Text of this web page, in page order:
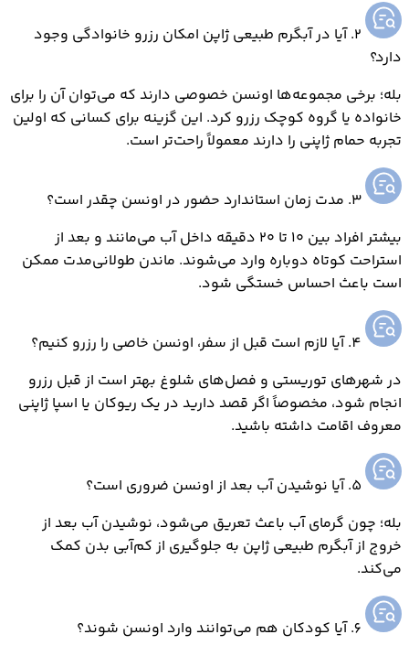
2. آیا در آبگرم طبیعی ژاپن امکان رزرو خانوادگی وجود
دارد؟
بله؛ برخی مجموعه‌ها اونسن خصوصی دارند که می‌توان آن را برای
خانواده یا گروه کوچک رزرو کرد. این گزینه برای کسانی که اولین
تجربه حمام ژاپنی را دارند معمولاً راحت‌تر است.
3. مدت زمان استاندارد حضور در اونسن چقدر است؟
بیشتر افراد بین ۱۰ تا ۲۰ دقیقه داخل آب می‌مانند و بعد از
استراحت کوتاه دوباره وارد می‌شوند. ماندن طولانی‌مدت ممکن
است باعث احساس خستگی شود.
4. آیا لازم است قبل از سفر، اونسن خاصی را رزرو کنیم؟
در شهرهای توریستی و فصل‌های شلوغ بهتر است از قبل رزرو
انجام شود، مخصوصاً اگر قصد دارید در یک ریوکان یا اسپا ژاپنی
معروف اقامت داشته باشید.
5. آیا نوشیدن آب بعد از اونسن ضروری است؟
بله؛ چون گرمای آب باعث تعریق می‌شود، نوشیدن آب بعد از
خروج از آبگرم طبیعی ژاپن به جلوگیری از کم‌آبی بدن کمک
می‌کند.
6. آیا کودکان هم می‌توانند وارد اونسن شوند؟